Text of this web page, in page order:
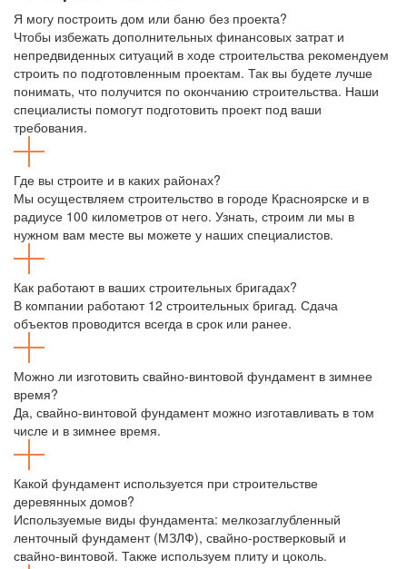
Я могу построить дом или баню без проекта?
Чтобы избежать дополнительных финансовых затрат и
непредвиденных ситуаций в ходе строительства рекомендуем
строить по подготовленным проектам. Так вы будете лучше
понимать, что получится по окончанию строительства. Наши
специалисты помогут подготовить проект под ваши
требования.
Где вы строите и в каких районах?
Мы осуществляем строительство в городе Красноярске и в
радиусе 100 километров от него. Узнать, строим ли мы в
нужном вам месте вы можете у наших специалистов.
Как работают в ваших строительных бригадах?
В компании работают 12 строительных бригад. Сдача
объектов проводится всегда в срок или ранее.
Можно ли изготовить свайно-винтовой фундамент в зимнее
время?
Да, свайно-винтовой фундамент можно изготавливать в том
числе и в зимнее время.
Какой фундамент используется при строительстве
деревянных домов?
Используемые виды фундамента: мелкозаглубленный
ленточный фундамент (МЗЛФ), свайно-ростверковый и
свайно-винтовой. Также используем плиту и цоколь.